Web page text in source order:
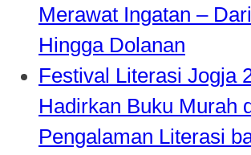
Merawat Ingatan –
Hingga Dolanan
Festival Literasi Jogja
Hadirkan Buku Murah
Pengalaman Literasi